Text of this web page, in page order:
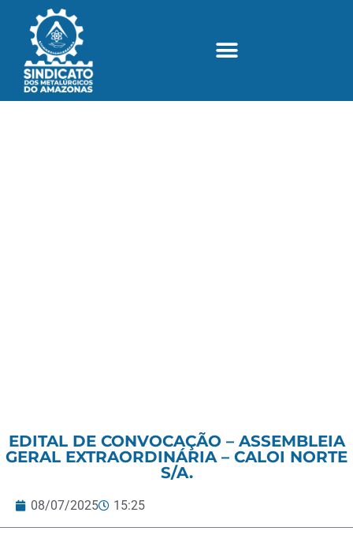
EDITAL DE CONVOCAÇÃO – ASSEMBLEIA
GERAL EXTRAORDINÁRIA – CALOI NORTE
S/A.
08/07/2025 15:25